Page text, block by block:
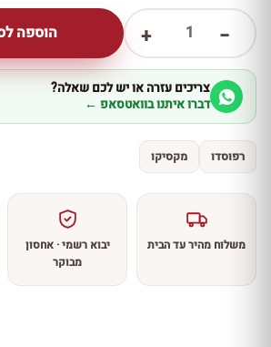
−
1
+ הוספה
צריכים עזרה או יש לכם שאלה?
דברו איתנו בוואטסאפ ←
רפוסדו מקסיקו
משלוח מהיר עד הבית
יבוא רשמי · אחסון
מבוקר